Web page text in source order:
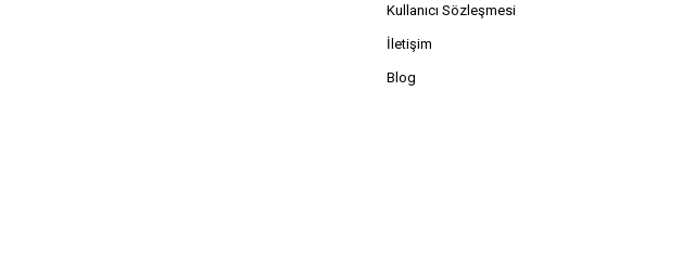
Kullanıcı Sözleşmesi
İletişim
Blog